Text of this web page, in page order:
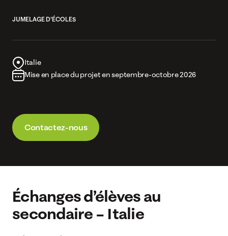
JUMELAGE D'ÉCOLES
Italie
Mise en place du projet en septembre-octobre 2026
Contactez-nous
Échanges d’élèves au
secondaire – Italie